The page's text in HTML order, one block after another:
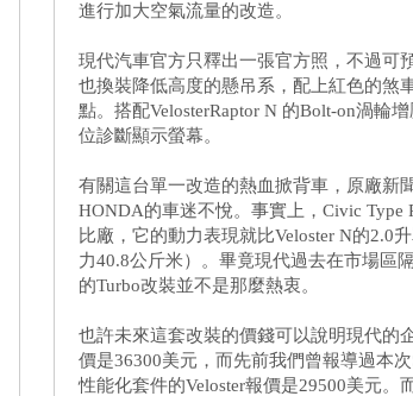
進行加大空氣流量的改造。
現代汽車官方只釋出一張官方照，不過可
也換裝降低高度的懸吊系，配上紅色的煞
點。搭配VelosterRaptor N 的Bolt-on渦輪
位診斷顯示螢幕。
有關這台單一改造的熱血掀背車，原廠新
HONDA的車迷不悅。事實上，Civic
比廠，它的動力表現就比Veloster N的2.0
力40.8公斤米）。畢竟‎現代過去在市場區
的Turbo改裝並不是那麼熱衷。
也許未來這套改裝的價錢可以說明現代的
價是36300美元，而先前我們曾報導過本
性能化套件的Veloster報價是29500美元。‎